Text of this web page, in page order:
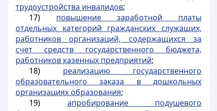
трудоустройства инвалидов;
17) повышение заработной платы
отдельных категорий гражданских служащих,
работников организаций, содержащихся за
счет средств государственного бюджета,
работников казенных предприятий;
18) реализацию государственного
образовательного заказа в дошкольных
организациях образования;
19) апробирование подушевого